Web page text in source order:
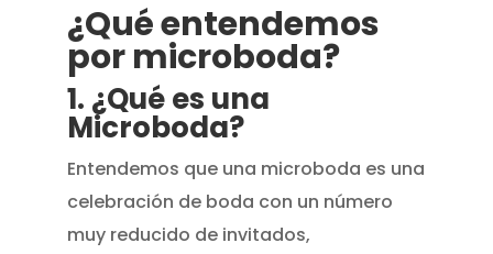
¿Qué entendemos
por microboda?
1. ¿Qué es una
Microboda?
Entendemos que una microboda es una
celebración de boda con un número
muy reducido de invitados,